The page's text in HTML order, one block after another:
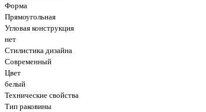
Форма
Прямоугольная
Угловая конструкция
нет
Стилистика дизайна
Современный
Цвет
белый
Технические свойства
Тип раковины